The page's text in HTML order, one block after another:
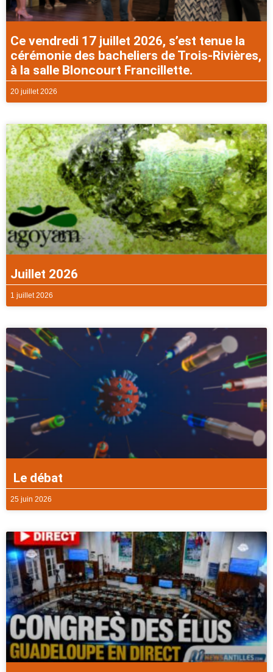
Ce vendredi 17 juillet 2026, s’est tenue la
cérémonie des bacheliers de Trois-Rivières,
à la salle Bloncourt Francillette.
20 juillet 2026
Juillet 2026
1 juillet 2026
Le débat
25 juin 2026